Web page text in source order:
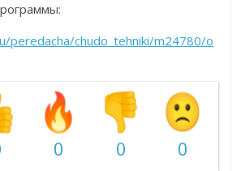
peredacha/chudo_tehniki/m24780/o
0 0 0